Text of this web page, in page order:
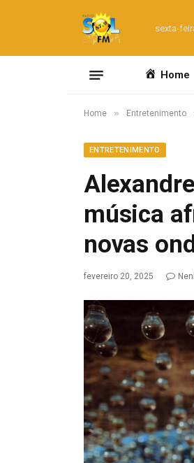
sexta-
Home
Home » Entretenimento
ENTRETENIMENTO
música
novas
fevereiro 20, 2025